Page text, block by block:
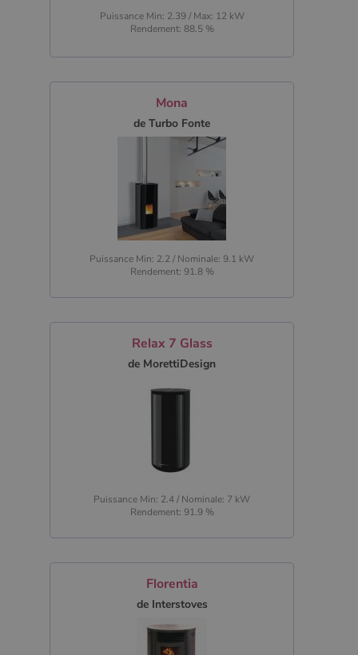
Puissance Min: 2.39 / Max: 12 kW
Rendement: 88.5 %
Mona
de Turbo Fonte
Puissance Min: 2.2 / Nominale: 9.1 kW
Rendement: 91.8 %
Relax 7 Glass
de MorettiDesign
Puissance Min: 2.4 / Nominale: 7 kW
Rendement: 91.9 %
Florentia
de Interstoves